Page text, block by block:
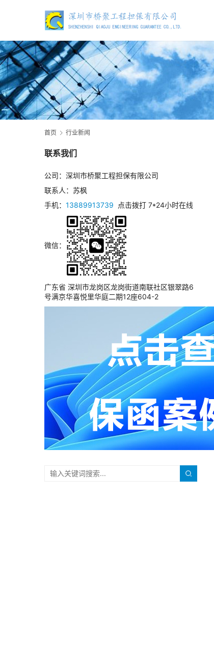
首页 行业新闻
联系我们
公司：深圳市桥聚工程担保有限公司
联系人：苏枫
手机： 13889913739 点击拨打 7*24小时在线
微信：
广东省 深圳市龙岗区龙岗街道南联社区银翠路6
号满京华喜悦里华庭二期12座604-2